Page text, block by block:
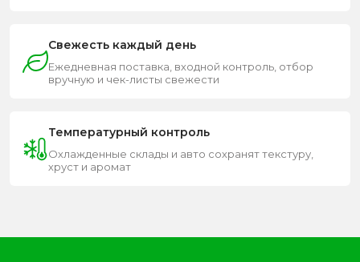
Свежесть каждый день
Ежедневная поставка, входной контроль, отбор
вручную и чек-листы свежести
Температурный контроль
Охлажденные склады и авто сохранят текстуру,
хруст и аромат